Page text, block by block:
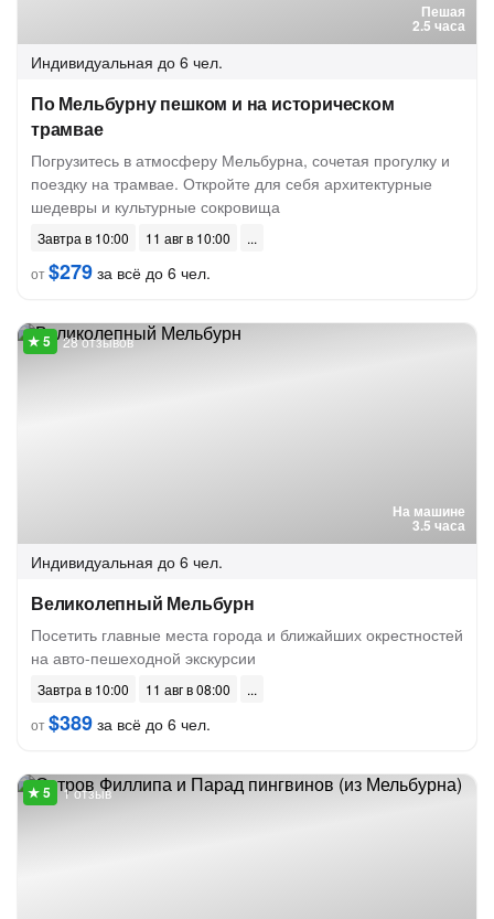
Пешая
2.5 часа
Индивидуальная до 6 чел.
По Мельбурну пешком и на историческом
трамвае
Погрузитесь в атмосферу Мельбурна, сочетая прогулку и
поездку на трамвае. Откройте для себя архитектурные
шедевры и культурные сокровища
Завтра в 10:00
11 авг в 10:00
от$279 за всё до 6 чел.
На машине
3.5 часа
28 отзывов
Индивидуальная до 6 чел.
Великолепный Мельбурн
Посетить главные места города и ближайших окрестностей
на авто-пешеходной экскурсии
Завтра в 10:00
11 авг в 08:00
от$389 за всё до 6 чел.
1 отзыв